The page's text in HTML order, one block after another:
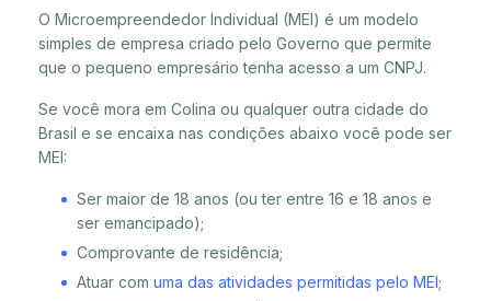
O Microempreendedor Individual (MEI) é um modelo
simples de empresa criado pelo Governo que permite
que o pequeno empresário tenha acesso a um CNPJ.
Se você mora em Colina ou qualquer outra cidade do
Brasil e se encaixa nas condições abaixo você pode ser
MEI:
Ser maior de 18 anos (ou ter entre 16 e 18 anos e
ser emancipado);
Comprovante de residência;
Atuar com uma das atividades permitidas pelo MEI;